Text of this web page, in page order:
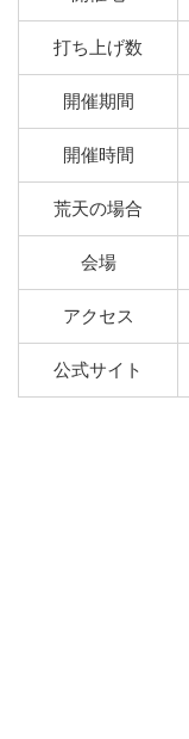
打ち上げ数
開催期間
開催時間
荒天の場合
会場
アクセス
公式サイト